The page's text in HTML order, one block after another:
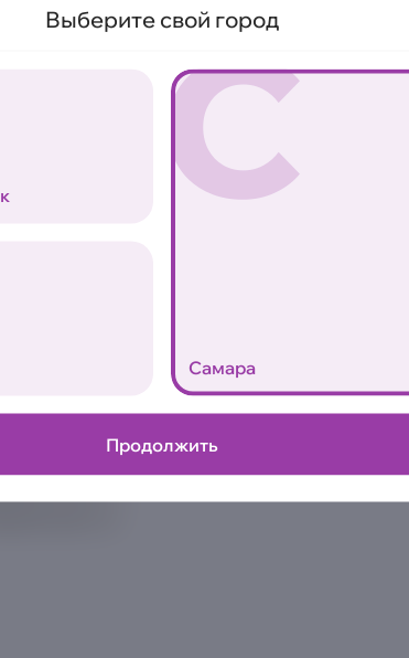
8шт | 310 г.
Больше размер - больше
нори, рис заправленный
Аллергены
Выберите свой город
С
Самара
Продолжить